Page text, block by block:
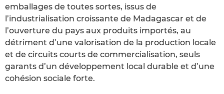
emballages de toutes sortes, issus de
l’industrialisation croissante de Madagascar et de
l’ouverture du pays aux produits importés, au
détriment d’une valorisation de la production locale
et de circuits courts de commercialisation, seuls
garants d’un développement local durable et d’une
cohésion sociale forte.